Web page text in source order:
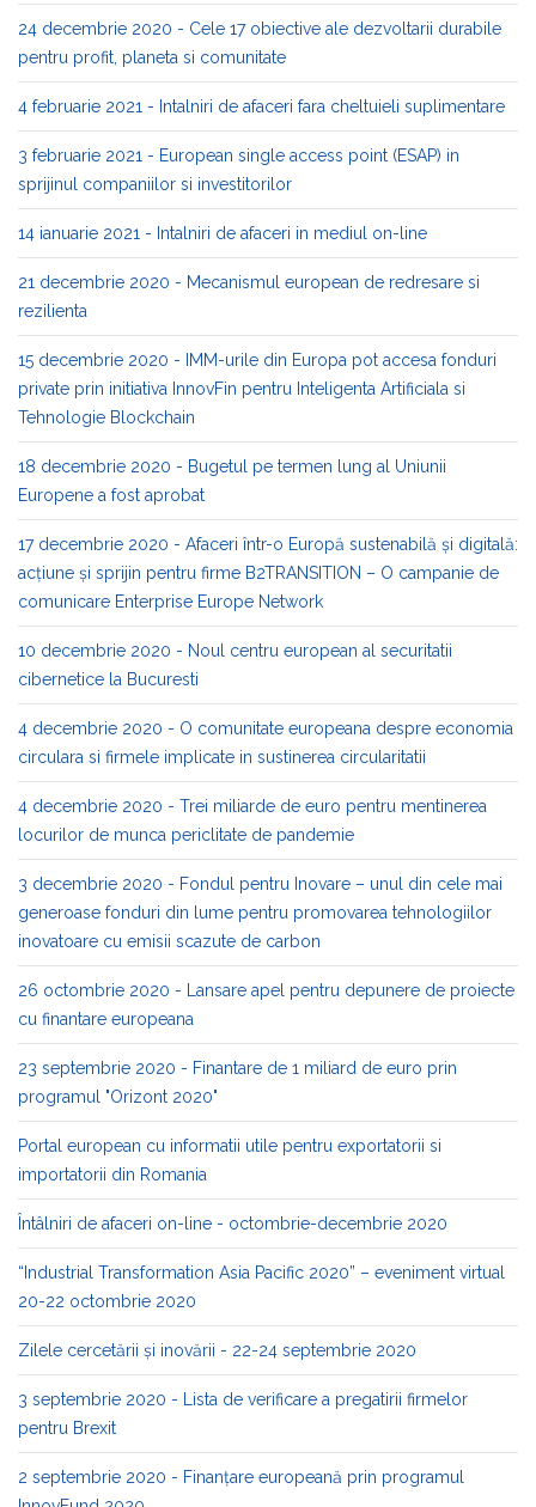
24 decembrie 2020 - Cele 17 obiective ale dezvoltarii durabile
pentru profit, planeta si comunitate
4 februarie 2021 - Intalniri de afaceri fara cheltuieli suplimentare
3 februarie 2021 - European single access point (ESAP) in
sprijinul companiilor si investitorilor
14 ianuarie 2021 - Intalniri de afaceri in mediul on-line
21 decembrie 2020 - Mecanismul european de redresare si
rezilienta
15 decembrie 2020 - IMM-urile din Europa pot accesa fonduri
private prin initiativa InnovFin pentru Inteligenta Artificiala si
Tehnologie Blockchain
18 decembrie 2020 - Bugetul pe termen lung al Uniunii
Europene a fost aprobat
17 decembrie 2020 - Afaceri într-o Europă sustenabilă și digitală:
acțiune și sprijin pentru firme B2TRANSITION – O campanie de
comunicare Enterprise Europe Network
10 decembrie 2020 - Noul centru european al securitatii
cibernetice la Bucuresti
4 decembrie 2020 - O comunitate europeana despre economia
circulara si firmele implicate in sustinerea circularitatii
4 decembrie 2020 - Trei miliarde de euro pentru mentinerea
locurilor de munca periclitate de pandemie
3 decembrie 2020 - Fondul pentru Inovare – unul din cele mai
generoase fonduri din lume pentru promovarea tehnologiilor
inovatoare cu emisii scazute de carbon
26 octombrie 2020 - Lansare apel pentru depunere de proiecte
cu finantare europeana
23 septembrie 2020 - Finantare de 1 miliard de euro prin
programul "Orizont 2020"
Portal european cu informatii utile pentru exportatorii si
importatorii din Romania
Întâlniri de afaceri on-line - octombrie-decembrie 2020
“Industrial Transformation Asia Pacific 2020” – eveniment virtual
20-22 octombrie 2020
Zilele cercetării și inovării - 22-24 septembrie 2020
3 septembrie 2020 - Lista de verificare a pregatirii firmelor
pentru Brexit
2 septembrie 2020 - Finanțare europeană prin programul